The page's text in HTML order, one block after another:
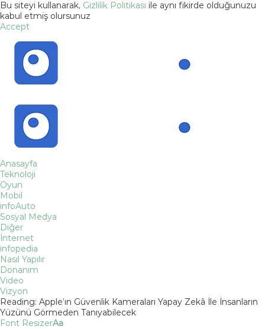
Bu siteyi kullanarak, Gizlilik Politikası ile aynı fikirde olduğunuzu
kabul etmiş olursunuz
Accept
Anasayfa
Teknoloji
Oyun
Mobil
infoAuto
Sosyal Medya
Diğer
İnternet
infopedia
Nasıl Yapılır
Donanım
Video
Vizyon
Reading: Apple’ın Güvenlik Kameraları Yapay Zekâ İle İnsanların
Yüzünü Görmeden Tanıyabilecek
Font ResizerAa